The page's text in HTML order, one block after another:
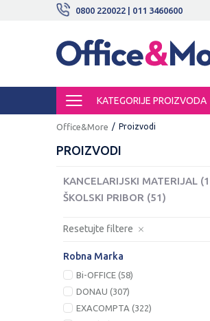
0800 220022 | 011 3460600
SIGURNO PLAĆANJE
KATEGORIJE PROIZVODA
Office&More Proizvodi
PROIZVODI
KANCELARIJSKI MATERIJAL
ŠKOLSKI PRIBOR (51)
Resetujte filtere
Robna Marka
Bi-OFFICE (58)
DONAU (307)
EXACOMPTA (322)